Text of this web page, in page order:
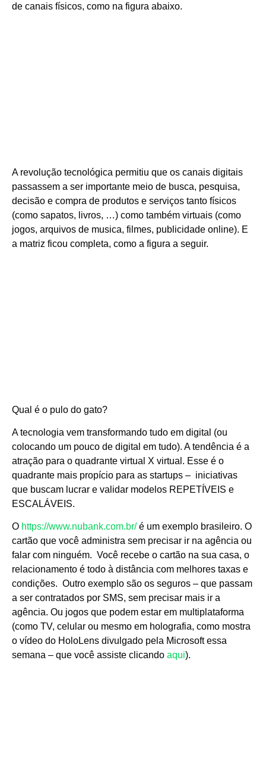
de canais físicos, como na figura abaixo.
A revolução tecnológica permitiu que os canais digitais
passassem a ser importante meio de busca, pesquisa,
decisão e compra de produtos e serviços tanto físicos
(como sapatos, livros, …) como também virtuais (como
jogos, arquivos de musica, filmes, publicidade online). E
a matriz ficou completa, como a figura a seguir.
Qual é o pulo do gato?
A tecnologia vem transformando tudo em digital (ou
colocando um pouco de digital em tudo). A tendência é a
atração para o quadrante virtual X virtual. Esse é o
quadrante mais propício para as startups – iniciativas
que buscam lucrar e validar modelos REPETÍVEIS e
ESCALÁVEIS.
O https://www.nubank.com.br/ é um exemplo brasileiro. O
cartão que você administra sem precisar ir na agência ou
falar com ninguém. Você recebe o cartão na sua casa, o
relacionamento é todo à distância com melhores taxas e
condições. Outro exemplo são os seguros – que passam
a ser contratados por SMS, sem precisar mais ir a
agência. Ou jogos que podem estar em multiplataforma
(como TV, celular ou mesmo em holografia, como mostra
o vídeo do HoloLens divulgado pela Microsoft essa
semana – que você assiste clicando aqui).